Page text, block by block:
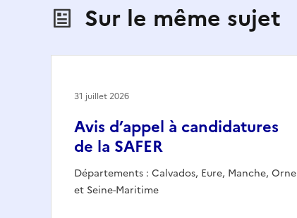
Sur le même sujet
Avis d’appel à candidatures
de la SAFER
Départements : Calvados, Eure, Manche, Orne
et Seine-Maritime
31 juillet 2026